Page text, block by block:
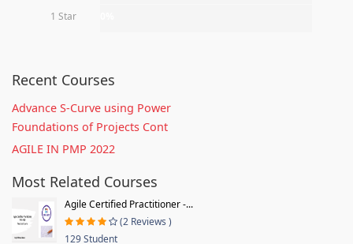
1 Star
Recent Courses
Advance S-Curve using Power
Foundations of Projects Cont
AGILE IN PMP 2022
Most Related Courses
Agile Certified Practitioner -...
(2 Reviews )
129 Student